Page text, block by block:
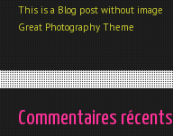
This is a Blog post without image
Great Photography Theme
Commentaires récents